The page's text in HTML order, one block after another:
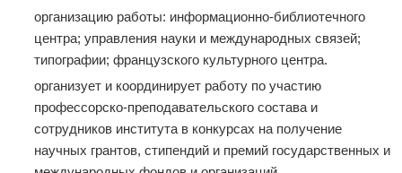
организацию работы: информационно-библиотечного
центра; управления науки и международных связей;
типографии; французского культурного центра.
организует и координирует работу по участию
профессорско-преподавательского состава и
сотрудников института в конкурсах на получение
научных грантов, стипендий и премий государственных и